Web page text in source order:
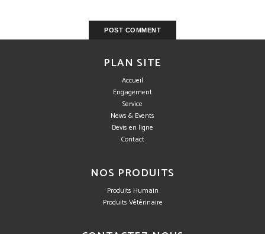
PLAN SITE
Accueil
Engagement
Service
News & Events
Devis en ligne
Contact
NOS PRODUITS
Produits Humain
Produits Vétérinaire